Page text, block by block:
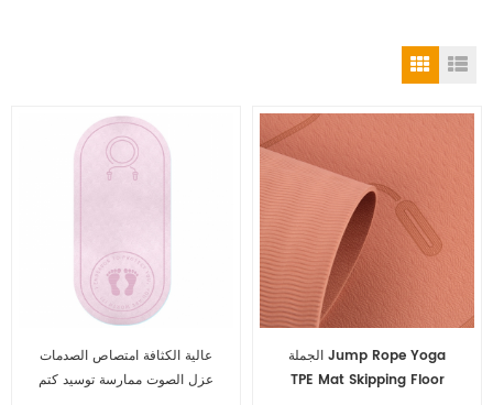
عالية الكثافة امتصاص الصدمات
عزل الصوت ممارسة توسيد كتم
الجملة Jump Rope Yoga
TPE Mat Skipping Floor